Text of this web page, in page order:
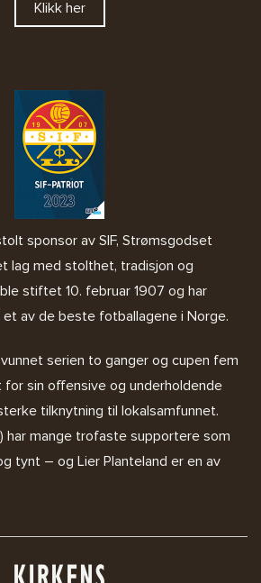
Klikk her
sponsor av SIF, Strømsgodset
lag med stolthet, tradisjon og
stiftet 10. februar 1907 og har
av de beste fotballagene i Norge.
serien to ganger og cupen fem
for sin offensive og underholdende
tilknytning til lokalsamfunnet.
har mange trofaste supportere som
tynt – og Lier Planteland er en av